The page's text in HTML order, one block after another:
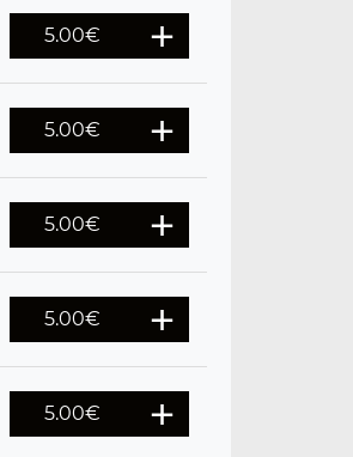
5.00€
5.00€
5.00€
5.00€
5.00€